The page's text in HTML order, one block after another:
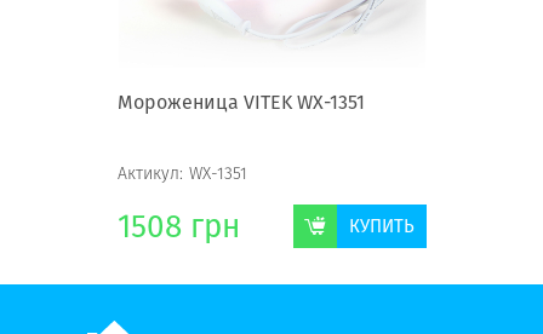
Мороженица VITEK WX-1351
Актикул: WX-1351
1508 грн КУПИТЬ